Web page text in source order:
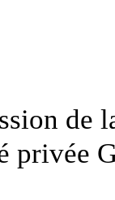
de
privée